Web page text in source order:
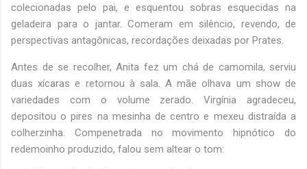
colecionadas pelo pai, e esquentou sobras esquecidas na
geladeira para o jantar. Comeram em silêncio, revendo, de
perspectivas antagônicas, recordações deixadas por Prates.
Antes de se recolher, Anita fez um chá de camomila, serviu
duas xícaras e retornou à sala. A mãe olhava um show de
variedades com o volume zerado. Virgínia agradeceu,
depositou o pires na mesinha de centro e mexeu distraída a
colherzinha. Compenetrada no movimento hipnótico do
redemoinho produzido, falou sem altear o tom: